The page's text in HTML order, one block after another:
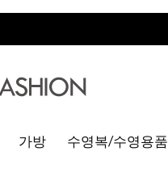
가방 수영복/수영용품